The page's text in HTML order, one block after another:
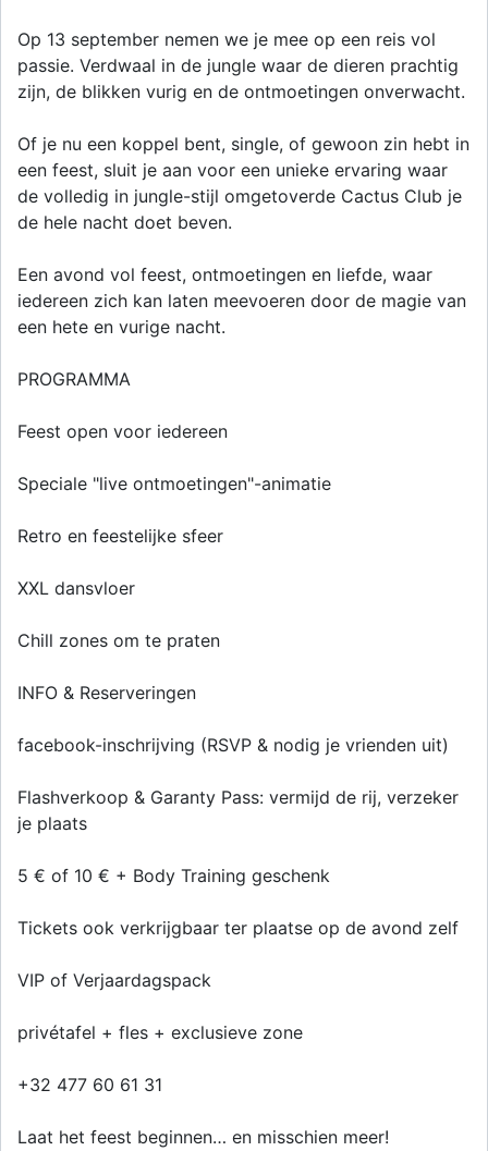
Op 13 september nemen we je mee op een reis vol
passie. Verdwaal in de jungle waar de dieren prachtig
zijn, de blikken vurig en de ontmoetingen onverwacht.
Of je nu een koppel bent, single, of gewoon zin hebt in
een feest, sluit je aan voor een unieke ervaring waar
de volledig in jungle-stijl omgetoverde Cactus Club je
de hele nacht doet beven.
Een avond vol feest, ontmoetingen en liefde, waar
iedereen zich kan laten meevoeren door de magie van
een hete en vurige nacht.
PROGRAMMA
Feest open voor iedereen
Speciale "live ontmoetingen"-animatie
Retro en feestelijke sfeer
XXL dansvloer
Chill zones om te praten
INFO & Reserveringen
facebook-inschrijving (RSVP & nodig je vrienden uit)
Flashverkoop & Garanty Pass: vermijd de rij, verzeker
je plaats
5 € of 10 € + Body Training geschenk
Tickets ook verkrijgbaar ter plaatse op de avond zelf
VIP of Verjaardagspack
privétafel + fles + exclusieve zone
+32 477 60 61 31
Laat het feest beginnen… en misschien meer!